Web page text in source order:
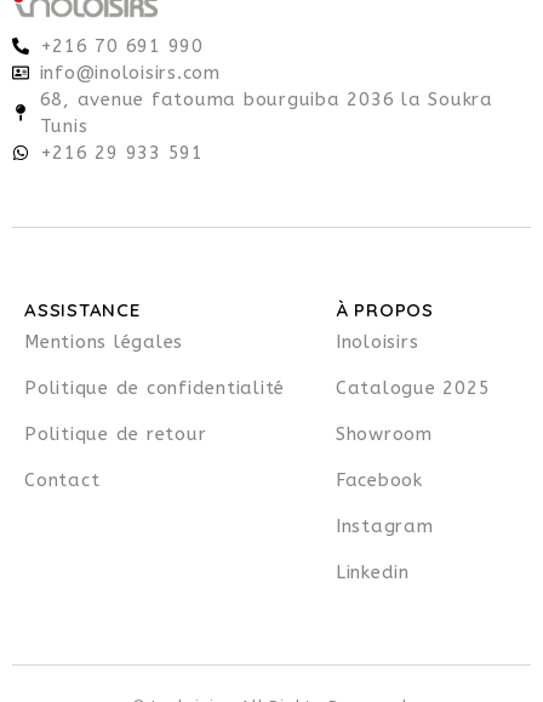
+216 70 691 990
info@inoloisirs.com
68, avenue fatouma bourguiba 2036 la Soukra
Tunis
+216 29 933 591
À PROPOS
Inoloisirs
Catalogue 2025
Showroom
Facebook
Instagram
Linkedin
ASSISTANCE
Mentions légales
Politique de confidentialité
Politique de retour
Contact